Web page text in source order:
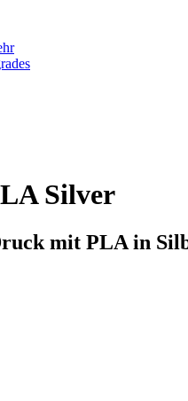
Silver
mit PLA in